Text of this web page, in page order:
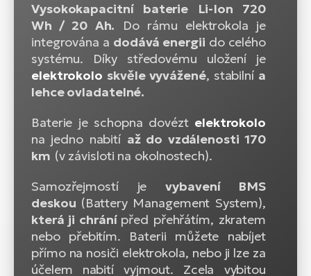
Vysokokapacitní baterie Li-Ion 720
Wh / 20 Ah. Do rámu elektrokola je
integrována a dodává energii do celého
systému. Díky středovému uložení je
elektrokolo skvěle vyvážené, stabilní a
lehce ovladatelné.
Baterie je schopna dovézt elektrokolo
na jedno nabití až do vzdálenosti 170
km (v závisloti na okolnostech).
Samozřejmostí jevybavení BMS
deskou (Battery Management System),
která ji chrání před přehřátím, zkratem
nebo přebitím. Baterii můžete nabíjet
přímo na nosiči elektrokola, nebo ji lze za
účelem nabití vyjmout. Zcela vybitou